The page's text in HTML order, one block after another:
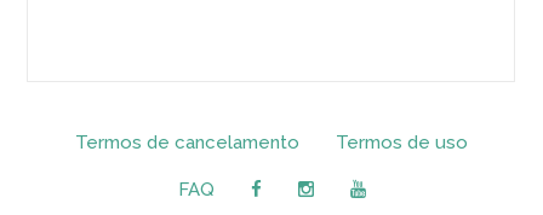
Termos de cancelamento Termos de uso
FAQ